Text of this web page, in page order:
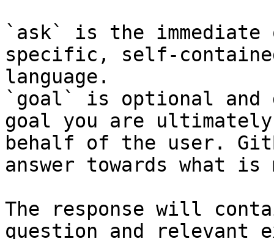
`ask` is the
specific, self-
language.
`goal` is optional and
goal you are
behalf of the user.
answer towards what
The response will
question and relevant